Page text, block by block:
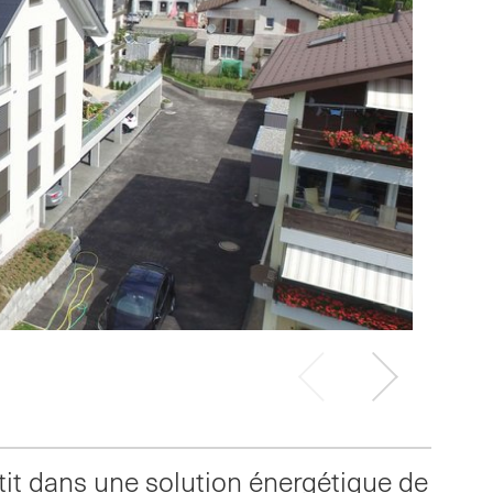
VorherigesNächstes
Slide
dans une solution énergétique de